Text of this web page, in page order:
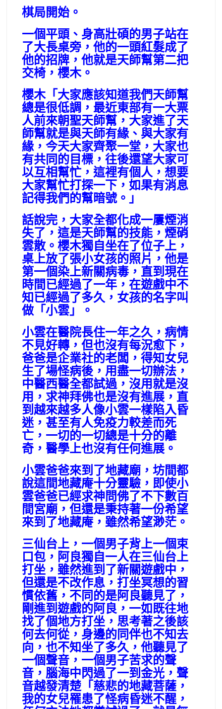
棋局開始。
一個平頭、身高壯碩的男子站在
了大長桌旁，他的一頭紅髮成了
他的招牌，他就是天師幫第二把
交椅，櫻木。
櫻木「大家應該知道我們天師幫
總是很低調，最近東部有一大票
人前來朝聖天師幫，大家進了天
師幫就是與天師有緣、與大家有
緣，今天大家齊聚一堂，大家也
有共同的目標，往後還望大家可
以互相幫忙，這裡有個人，想要
大家幫忙打探一下，如果有消息
記得我們的幫暗號。」
話說完，大家全都化成一屢煙消
失了，這是天師幫的技能，煙硝
雲散。櫻木獨自坐在了位子上，
桌上放了張小女孩的照片，他是
第一個染上新關病毒，直到現在
時間已經過了一年，在遊戲中不
知已經過了多久，女孩的名字叫
做「小雲」。
小雲在醫院長住一年之久，病情
不見好轉，但也沒有每況愈下，
爸爸是企業社的老闆，得知女兒
生了場怪病後，用盡一切辦法，
中醫西醫全都試過，沒用就是沒
用，求神拜佛也是沒有進展，直
到越來越多人像小雲一樣陷入昏
迷，甚至有人免疫力較差而死
亡，一切的一切總是十分的離
奇，醫學上也沒有任何進展。
小雲爸爸來到了地藏廟，坊間都
說這間地藏庵十分靈驗，即使小
雲爸爸已經求神問佛了不下數百
間宮廟，但還是秉持著一份希望
來到了地藏庵，雖然希望渺茫。
三仙台上，一個男子背上一個束
口包，阿良獨自一人在三仙台上
打坐，雖然進到了新關遊戲中，
但還是不改作息，打坐冥想的習
慣依舊，不同的是阿良聽見了，
剛進到遊戲的阿良，一如既往地
找了個地方打坐，思考著之後該
何去何從，身邊的同伴也不知去
向，也不知坐了多久，他聽見了
一個聲音，一個男子苦求的聲
音，腦海中閃過了一到金光，聲
音越發清楚「慈悲的地藏菩薩，
我的女兒罹患了怪病昏迷不醒，